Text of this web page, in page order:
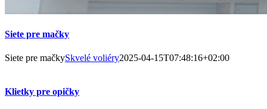
Siete pre mačky
Siete pre mačkySkvelé voliéry2025-04-15T07:48:16+02:00
Klietky pre opičky